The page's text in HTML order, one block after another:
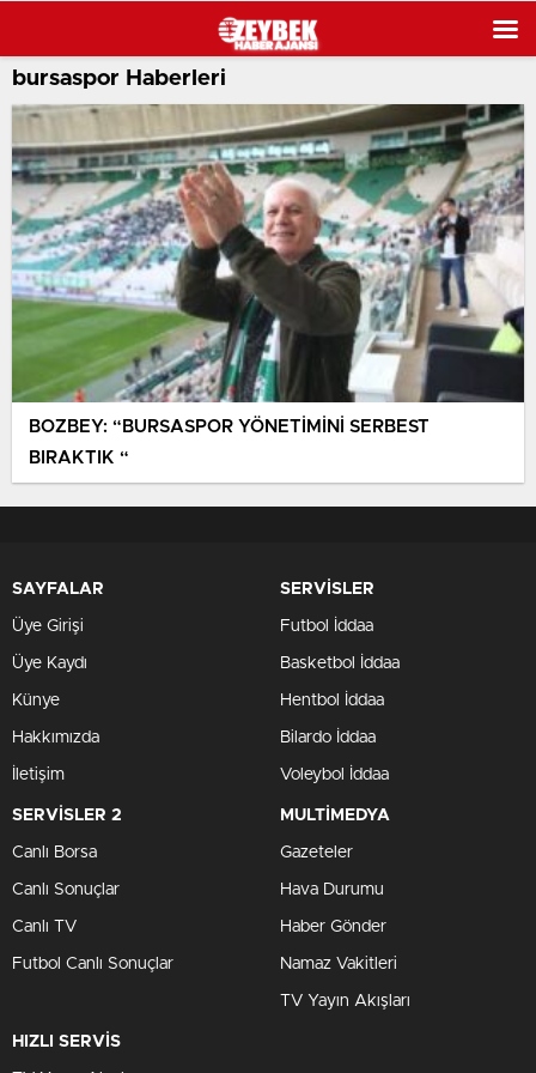
bursaspor Haberleri
BOZBEY: “BURSASPOR YÖNETİMİNİ SERBEST
BIRAKTIK “
SAYFALAR
Üye Girişi
Üye Kaydı
Künye
Hakkımızda
İletişim
SERVİSLER
Futbol İddaa
Basketbol İddaa
Hentbol İddaa
Bilardo İddaa
Voleybol İddaa
SERVİSLER 2
Canlı Borsa
Canlı Sonuçlar
Canlı TV
Futbol Canlı Sonuçlar
MULTİMEDYA
Gazeteler
Hava Durumu
Haber Gönder
Namaz Vakitleri
TV Yayın Akışları
HIZLI SERVİS